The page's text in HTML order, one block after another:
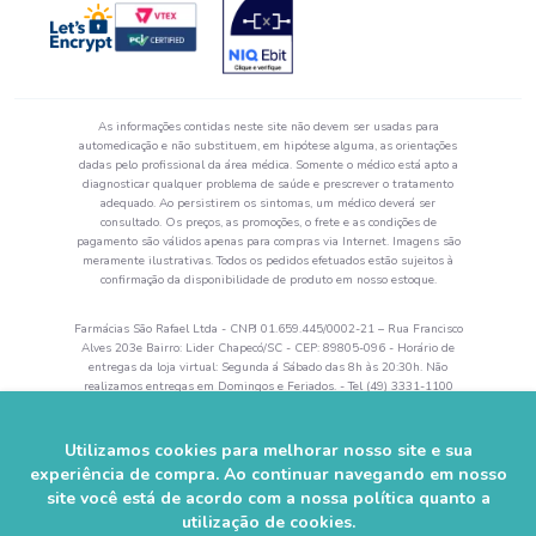
Utilizamos cookies para melhorar nosso site e sua
experiência de compra. Ao continuar navegando em nosso
site você está de acordo com a nossa política quanto a
utilização de cookies.
As informações contidas neste site não devem ser usadas para
automedicação e não substituem, em hipótese alguma, as orientações
dadas pelo profissional da área médica. Somente o médico está apto a
diagnosticar qualquer problema de saúde e prescrever o tratamento
adequado. Ao persistirem os sintomas, um médico deverá ser
consultado. Os preços, as promoções, o frete e as condições de
pagamento são válidos apenas para compras via Internet. Imagens são
meramente ilustrativas. Todos os pedidos efetuados estão sujeitos à
confirmação da disponibilidade de produto em nosso estoque.
Farmácias São Rafael Ltda - CNPJ 01.659.445/0002-21 – Rua Francisco
Alves 203e Bairro: Lider Chapecó/SC - CEP: 89805-096 - Horário de
entregas da loja virtual: Segunda á Sábado das 8h às 20:30h. Não
realizamos entregas em Domingos e Feriados. - Tel (49) 3331-1100
Rogerson Zanandréa– CRF/SC 5864.
© 2023–2025 Farmácia São Rafael. Todos os direitos reservados.